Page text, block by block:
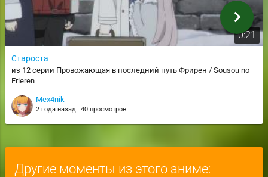
0:21
Староста
из 12 серии Провожающая в последний путь Фрирен / Sousou no
Frieren
Mex4nik
2 года назад 40 просмотров
chevron_right
Другие моменты из этого аниме: